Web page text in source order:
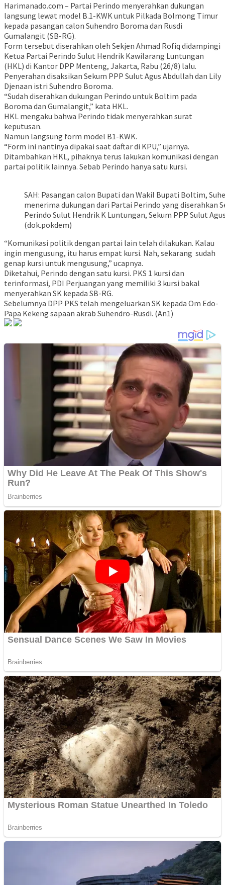
Harimanado.com – Partai Perindo menyerahkan dukungan
langsung lewat model B.1-KWK untuk Pilkada Bolmong Timur
kepada pasangan calon Suhendro Boroma dan Rusdi
Gumalangit (SB-RG).
Form tersebut diserahkan oleh Sekjen Ahmad Rofiq didampingi
Ketua Partai Perindo Sulut Hendrik Kawilarang Luntungan
(HKL) di Kantor DPP Menteng, Jakarta, Rabu (26/8) lalu.
Penyerahan disaksikan Sekum PPP Sulut Agus Abdullah dan Lily
Djenaan istri Suhendro Boroma.
“Sudah diserahkan dukungan Perindo untuk Boltim pada
Boroma dan Gumalangit,” kata HKL.
HKL mengaku bahwa Perindo tidak menyerahkan surat
keputusan.
Namun langsung form model B1-KWK.
“Form ini nantinya dipakai saat daftar di KPU,” ujarnya.
Ditambahkan HKL, pihaknya terus lakukan komunikasi dengan
partai politik lainnya. Sebab Perindo hanya satu kursi.
SAH: Pasangan calon Bupati dan Wakil Bupati Boltim,
menerima dukungan dari Partai Perindo yang diserahkan
Perindo Sulut Hendrik K Luntungan, Sekum PPP Sulut
(dok.pokdem)
“Komunikasi politik dengan partai lain telah dilakukan. Kalau
ingin mengusung, itu harus empat kursi. Nah, sekarang sudah
genap kursi untuk mengusung,” ucapnya.
Diketahui, Perindo dengan satu kursi. PKS 1 kursi dan
terinformasi, PDI Perjuangan yang memiliki 3 kursi bakal
menyerahkan SK kepada SB-RG.
Sebelumnya DPP PKS telah mengeluarkan SK kepada Om Edo-
Papa Kekeng sapaan akrab Suhendro-Rusdi. (An1)